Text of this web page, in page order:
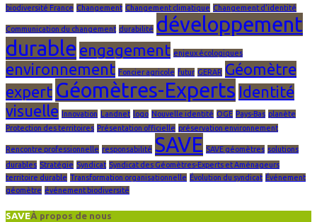
biodiversité France Changement Changement climatique Changement d'identité
Communication du changement durabilité développement
durable engagement enjeux écologiques
environnement Foncier agricole futur GERAR Géomètre
expert Géomètres-Experts Identité
visuelle Innovation Landnet logo Nouvelle identité OGE Pays-Bas planète
Protection des territoires Présentation officielle préservation environnement
Rencontre professionnelle responsabilité SAVE SAVE géomètres solutions
durables Stratégie Syndicat Syndicat des Géomètres-Experts et Aménageurs
territoire durable Transformation organisationnelle Évolution du syndicat Événement
géomètre événement biodiversité
SAVEÀ propos de nous